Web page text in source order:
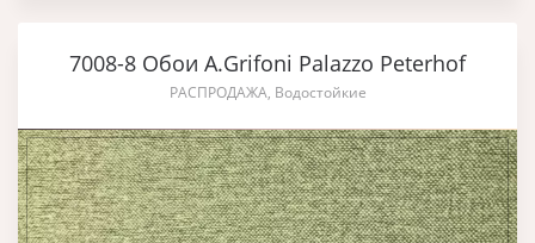
7008-8 Обои A.Grifoni Palazzo Peterhof
РАСПРОДАЖА, Водостойкие